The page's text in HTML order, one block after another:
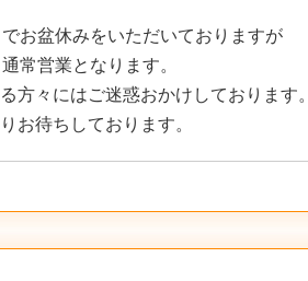
お盆休みをいただいておりますが
常営業となります。
方々にはご迷惑おかけしております。
お待ちしております。